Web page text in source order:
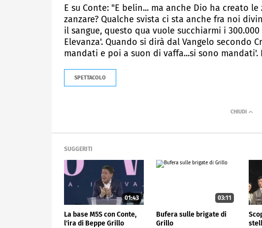
E su Conte: "E belin... ma anche Dio ha creato
zanzare? Qualche svista ci sta anche fra noi
il sangue, questo qua vuole succhiarmi i
Elevanza'. Quando si dirà dal Vangelo secondo
mandati e poi a suon di vaffa...si sono
SPETTACOLO
SUGGERITI
01:43
La base M5S con Conte,
l'ira di Beppe Grillo
03:11
Bufera sulle brigate di
Grillo